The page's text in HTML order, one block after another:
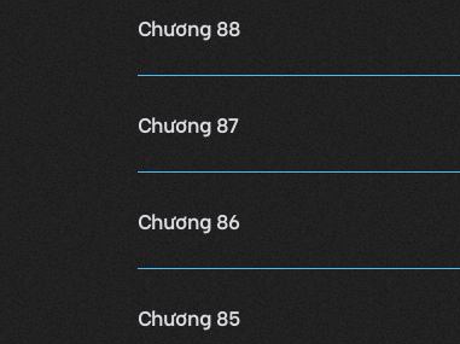
Chương 88
Chương 87
Chương 86
Chương 85